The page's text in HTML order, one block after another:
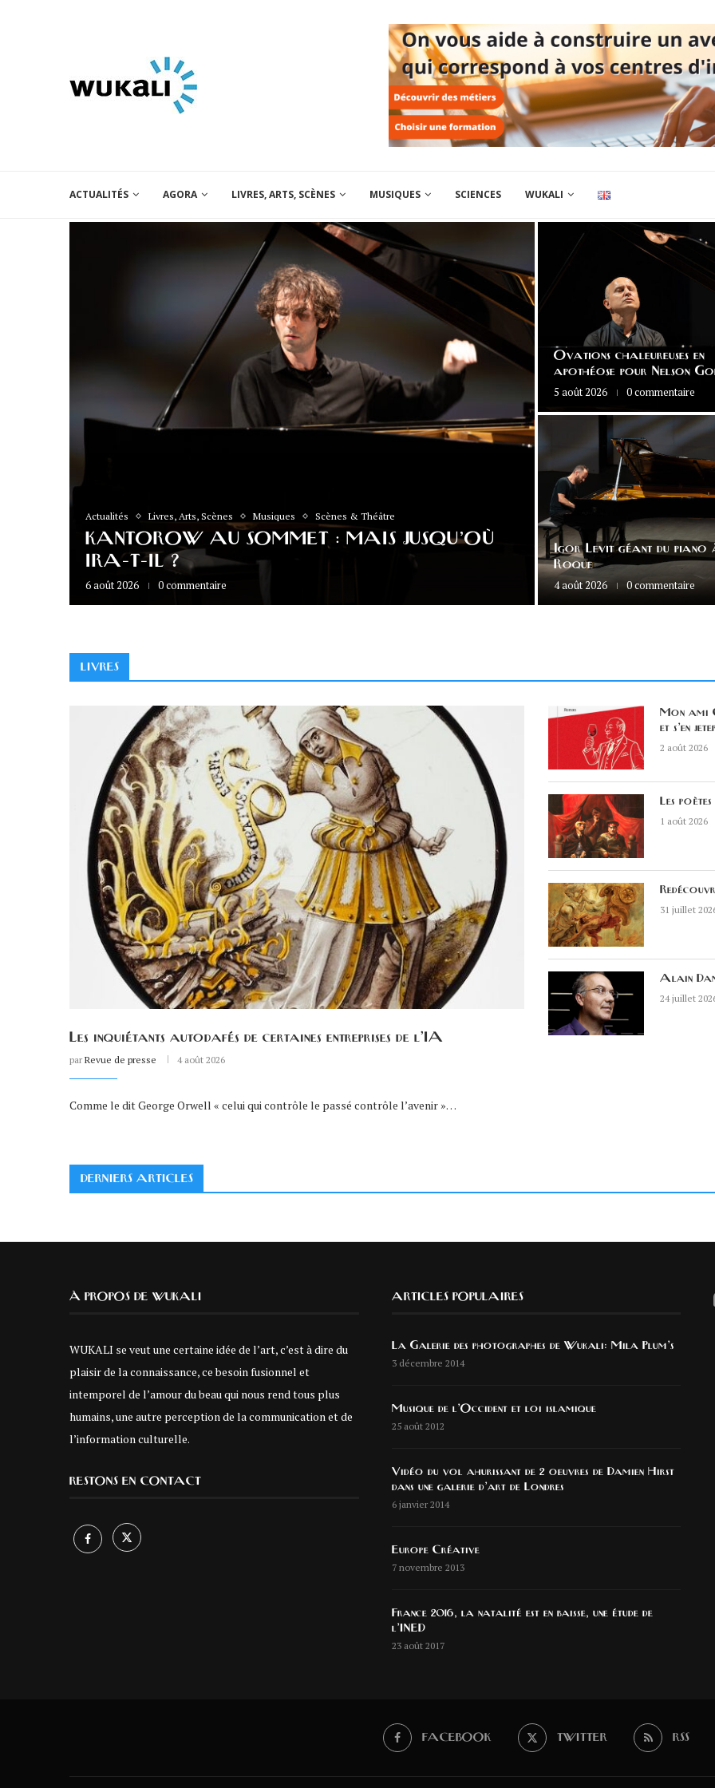
ACTUALITÉS AGORA LIVRES, ARTS, SCÈNES MUSIQUES SCIENCES WUKALI
Actualités Livres, Arts, Scènes Musiques Scènes & Théâtre
KANTOROW AU SOMMET : MAIS JUSQU’OÙ
IRA-T-IL ?
6 août 2026 0 commentaire
Ovations chaleureuses en
apothéose pour Nelson
5 août 2026 0 commentaire
Igor Levit géant du piano
Roque
4 août 2026 0 commentaire
LIVRES
Les inquiétants autodafés de certaines entreprises de l’IA
par Revue de presse 4 août 2026
Comme le dit George Orwell « celui qui contrôle le passé contrôle l’avenir »…
Mon ami
et s’en
2 août 2026
Les
1 août 2026
31 juillet
Alain
24 juillet
DERNIERS ARTICLES
À PROPOS DE WUKALI
WUKALI se veut une certaine idée de l’art, c’est à dire du
plaisir de la connaissance, ce besoin fusionnel et
intemporel de l’amour du beau qui nous rend tous plus
humains, une autre perception de la communication et de
l’information culturelle.
RESTONS EN CONTACT
ARTICLES POPULAIRES
La Galerie des photographes de Wukali: Mila Plum’s
3 décembre 2014
Musique de l’Occident et loi islamique
25 août 2012
Vidéo du vol ahurissant de 2 oeuvres de Damien Hirst
dans une galerie d’art de Londres
6 janvier 2014
Europe Créative
7 novembre 2013
France 2016, la natalité est en baisse, une étude de
l’INED
23 août 2017
FACEBOOK TWITTER RSS